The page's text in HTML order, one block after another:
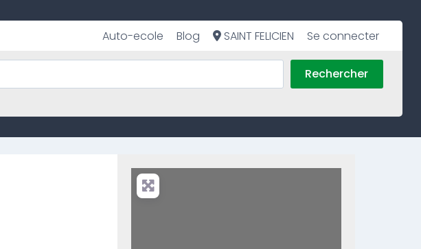
Auto-ecole Blog SAINT FELICIEN Se connecter
Rechercher